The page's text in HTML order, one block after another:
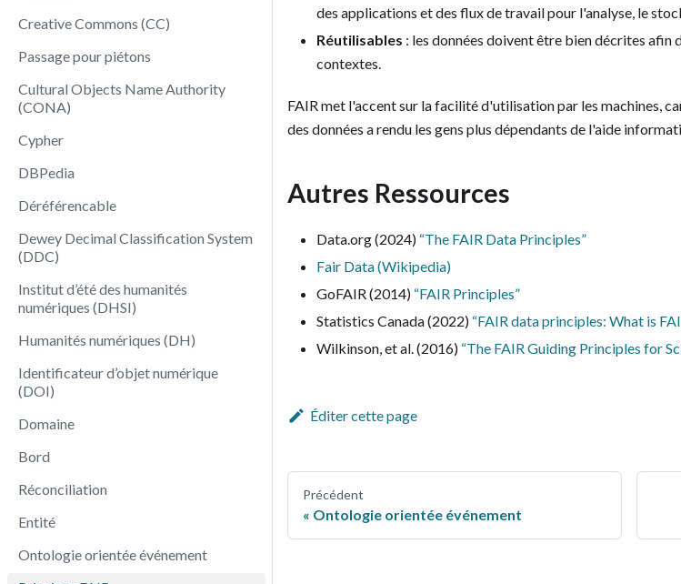
Creative Commons (CC)
Passage pour piétons
Cultural Objects Name Authority
(CONA)
Cypher
DBPedia
Déréférencable
Dewey Decimal Classification System
(DDC)
Institut d’été des humanités
numériques (DHSI)
Humanités numériques (DH)
Identificateur d’objet numérique
(DOI)
Domaine
Bord
Réconciliation
Entité
Ontologie orientée événement
des applications et des flux de travail pour l'analyse, le
Réutilisables : les données doivent être bien décrites
contextes.
FAIR met l'accent sur la facilité d'utilisation par les machines,
des données a rendu les gens plus dépendants de l'aide
Autres Ressources
Data.org (2024) “The FAIR Data Principles”
Fair Data (Wikipedia)
GoFAIR (2014) “FAIR Principles”
Statistics Canada (2022) “FAIR data principles: What is
Wilkinson, et al. (2016) “The FAIR Guiding Principles for
Éditer cette page
Précédent
Ontologie orientée événement